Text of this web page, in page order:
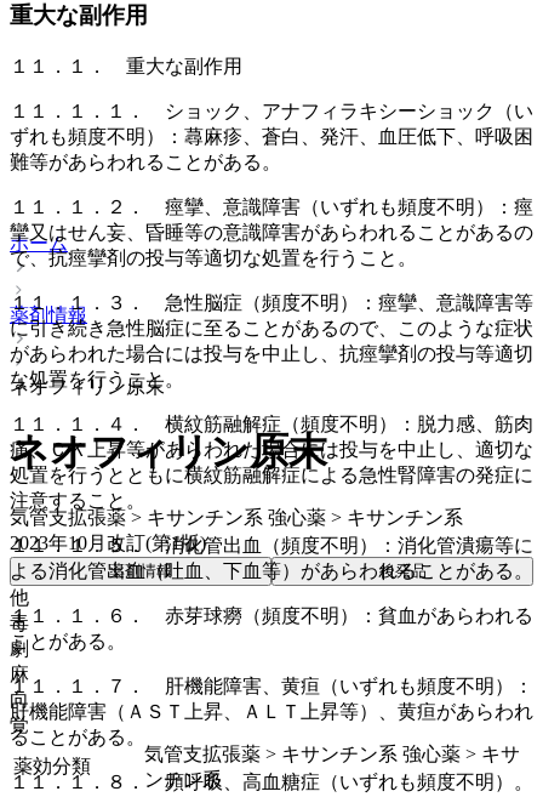
重大な副作用
１１．１． 重大な副作用
１１．１．１． ショック、アナフィラキシーショック（い
ずれも頻度不明）：蕁麻疹、蒼白、発汗、血圧低下、呼吸困
難等があらわれることがある。
１１．１．２． 痙攣、意識障害（いずれも頻度不明）：痙
攣又はせん妄、昏睡等の意識障害があらわれることがあるの
で、抗痙攣剤の投与等適切な処置を行うこと。
１１．１．３． 急性脳症（頻度不明）：痙攣、意識障害等
に引き続き急性脳症に至ることがあるので、このような症状
があらわれた場合には投与を中止し、抗痙攣剤の投与等適切
な処置を行うこと。
１１．１．４． 横紋筋融解症（頻度不明）：脱力感、筋肉
痛、ＣＫ上昇等があらわれた場合には投与を中止し、適切な
処置を行うとともに横紋筋融解症による急性腎障害の発症に
注意すること。
１１．１．５． 消化管出血（頻度不明）：消化管潰瘍等に
よる消化管出血（吐血、下血等）があらわれることがある。
１１．１．６． 赤芽球癆（頻度不明）：貧血があらわれる
ことがある。
１１．１．７． 肝機能障害、黄疸（いずれも頻度不明）：
肝機能障害（ＡＳＴ上昇、ＡＬＴ上昇等）、黄疸があらわれ
ることがある。
１１．１．８． 頻呼吸、高血糖症（いずれも頻度不明）。
ホーム
薬剤情報
ネオフィリン原末
ネオフィリン原末
気管支拡張薬 > キサンチン系 強心薬 > キサンチン系
2023年10月改訂(第1版)
薬剤情報 後発品
他
毒
劇
麻
向
覚
薬効分類
気管支拡張薬 > キサンチン系 強心薬 > キサ
ンチン系